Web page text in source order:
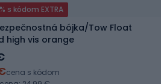
s kódom EXTRA
bójka/Tow Float
high vis orange
cena s kódom